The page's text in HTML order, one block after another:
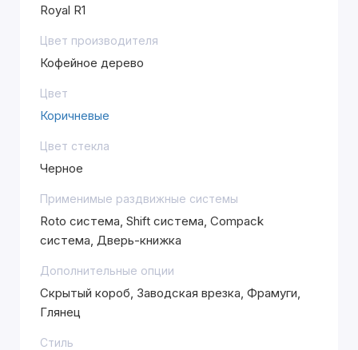
Royal R1
Цвет производителя
Кофейное дерево
Цвет
Коричневые
Цвет стекла
Черное
Применимые раздвижные системы
Roto система, Shift система, Compack
система, Дверь-книжка
Дополнительные опции
Скрытый короб, Заводская врезка, Фрамуги,
Глянец
Стиль